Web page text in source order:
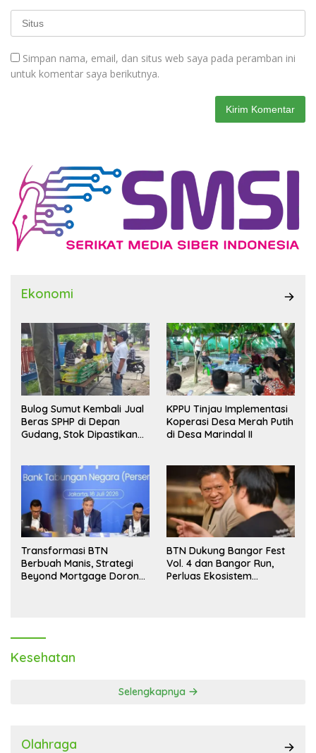
Simpan nama, email, dan situs web saya pada peramban ini
untuk komentar saya berikutnya.
Ekonomi
Bulog Sumut Kembali Jual
Beras SPHP di Depan
Gudang, Stok Dipastikan
KPPU Tinjau Implementasi
Koperasi Desa Merah Putih
di Desa Marindal II
Transformasi BTN
Berbuah Manis, Strategi
Beyond Mortgage Dorong
BTN Dukung Bangor Fest
Vol. 4 dan Bangor Run,
Perluas Ekosistem
Kesehatan
Selengkapnya
Olahraga